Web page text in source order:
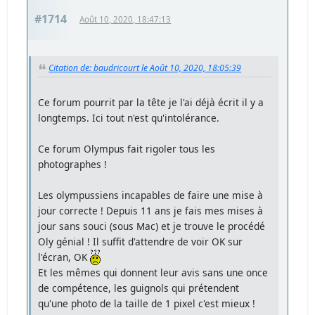
#1714 Août 10, 2020, 18:47:13
Citation de: baudricourt le Août 10, 2020, 18:05:39
Ce forum pourrit par la tête je l'ai déjà écrit il y a
longtemps. Ici tout n'est qu'intolérance.
Ce forum Olympus fait rigoler tous les
photographes !
Les olympussiens incapables de faire une mise à
jour correcte ! Depuis 11 ans je fais mes mises à
jour sans souci (sous Mac) et je trouve le procédé
Oly génial ! Il suffit d'attendre de voir OK sur
l'écran, OK
Et les mêmes qui donnent leur avis sans une once
de compétence, les guignols qui prétendent
qu'une photo de la taille de 1 pixel c'est mieux !